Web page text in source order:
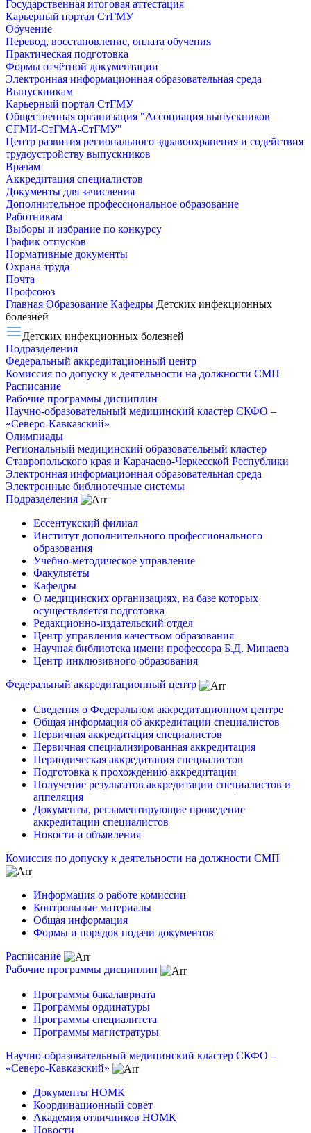
Государственная итоговая аттестация
Карьерный портал СтГМУ
Обучение
Перевод, восстановление, оплата обучения
Практическая подготовка
Формы отчётной документации
Электронная информационная образовательная среда
Выпускникам
Карьерный портал СтГМУ
Общественная организация "Ассоциация выпускников
СГМИ-СтГМА-СтГМУ"
Центр развития регионального здравоохранения и содействия
трудоустройству выпускников
Врачам
Аккредитация специалистов
Документы для зачисления
Дополнительное профессиональное образование
Работникам
Выборы и избрание по конкурсу
График отпусков
Нормативные документы
Охрана труда
Почта
Профсоюз
Главная Образование Кафедры Детских инфекционных
болезней
Детских инфекционных болезней
Подразделения
Федеральный аккредитационный центр
Комиссия по допуску к деятельности на должности СМП
Расписание
Рабочие программы дисциплин
Научно-образовательный медицинский кластер СКФО –
«Северо-Кавказский»
Олимпиады
Региональный медицинский образовательный кластер
Ставропольского края и Карачаево-Черкесской Республики
Электронная информационная образовательная среда
Электронные библиотечные системы
Подразделения
Ессентукский филиал
Институт дополнительного профессионального
образования
Учебно-методическое управление
Факультеты
Кафедры
О медицинских организациях, на базе которых
осуществляется подготовка
Редакционно-издательский отдел
Центр управления качеством образования
Научная библиотека имени профессора Б.Д. Минаева
Центр инклюзивного образования
Федеральный аккредитационный центр
Сведения о Федеральном аккредитационном центре
Общая информация об аккредитации специалистов
Первичная аккредитация специалистов
Первичная специализированная аккредитация
Периодическая аккредитация специалистов
Подготовка к прохождению аккредитации
Получение результатов аккредитации специалистов и
аппеляция
Документы, регламентирующие проведение
аккредитации специалистов
Новости и объявления
Комиссия по допуску к деятельности на должности СМП
Информация о работе комиссии
Контрольные материалы
Общая информация
Формы и порядок подачи документов
Расписание
Рабочие программы дисциплин
Программы бакалавриата
Программы ординатуры
Программы специалитета
Программы магистратуры
Научно-образовательный медицинский кластер СКФО –
«Северо-Кавказский»
Документы НОМК
Координационный совет
Академия отличников НОМК
Новости